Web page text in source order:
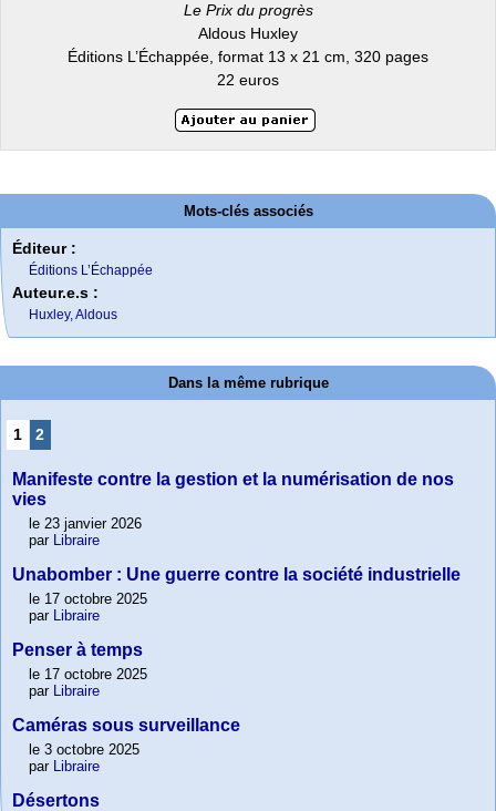
Le Prix du progrès
Aldous Huxley
Éditions L’Échappée, format 13 x 21 cm, 320 pages
22 euros
Mots-clés associés
Éditeur :
Éditions L’Échappée
Auteur.e.s :
Huxley, Aldous
Dans la même rubrique
1 2
Manifeste contre la gestion et la numérisation de nos
vies
le 23 janvier 2026
par
Libraire
Unabomber : Une guerre contre la société industrielle
le 17 octobre 2025
par
Libraire
Penser à temps
le 17 octobre 2025
par
Libraire
Caméras sous surveillance
le 3 octobre 2025
par
Libraire
Désertons